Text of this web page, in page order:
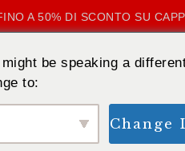
A 50% DI SCONTO SU
be speaking a
to:
Change